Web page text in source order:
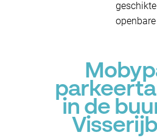
geschikte
in de